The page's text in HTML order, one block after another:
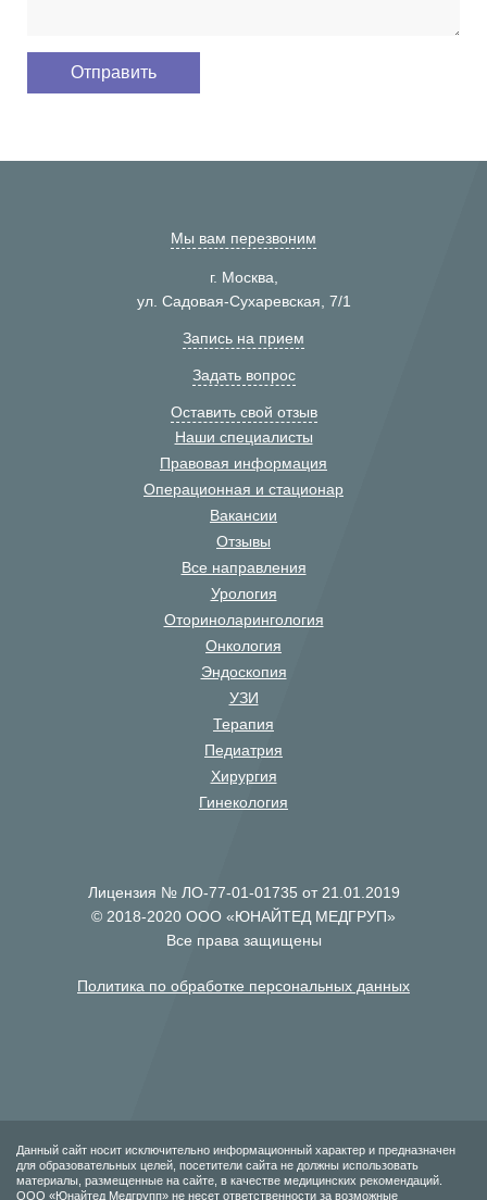
Мы вам перезвоним
г. Москва,
ул. Садовая-Сухаревская, 7/1
Запись на прием
Задать вопрос
Оставить свой отзыв
Наши специалисты
Правовая информация
Операционная и стационар
Вакансии
Отзывы
Все направления
Урология
Оториноларингология
Онкология
Эндоскопия
УЗИ
Терапия
Педиатрия
Хирургия
Гинекология
Лицензия № ЛО-77-01-01735 от 21.01.2019
© 2018-2020 ООО «ЮНАЙТЕД МЕДГРУП»
Все права защищены
Политика по обработке персональных данных
Данный сайт носит исключительно информационный характер и предназначен
для образовательных целей, посетители сайта не должны использовать
материалы, размещенные на сайте, в качестве медицинских рекомендаций.
ООО «Юнайтед Медгрупп» не несет ответственности за возможные